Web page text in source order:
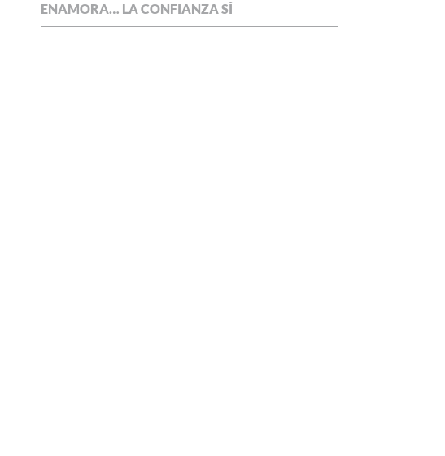
ENAMORA… LA CONFIANZA SÍ